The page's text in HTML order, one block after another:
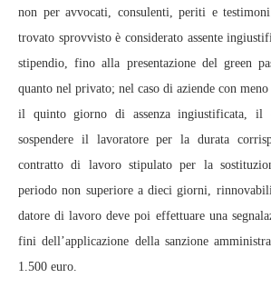
non per avvocati, consulenti, periti e
trovato sprovvisto è considerato assente
stipendio, fino alla presentazione del green
quanto nel privato; nel caso di aziende con
il quinto giorno di assenza ingiustificata, il
sospendere il lavoratore per la durata
contratto di lavoro stipulato per la
periodo non superiore a dieci giorni,
datore di lavoro deve poi effettuare una
fini dell’applicazione della sanzione
1.500 euro.